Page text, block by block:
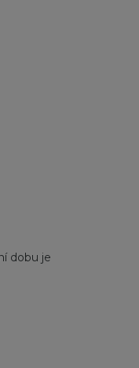
dobu je